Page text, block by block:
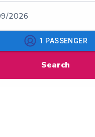
2026
1 PASSENGER
Search